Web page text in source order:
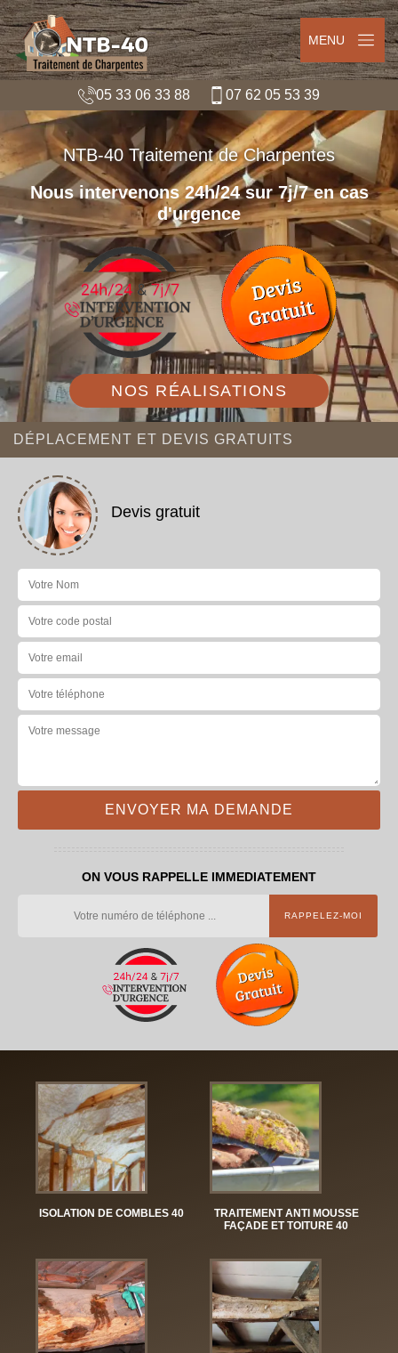
MENU
05 33 06 33 88 07 62 05 53 39
NTB-40 Traitement de Charpentes
Nous intervenons 24h/24 sur 7j/7 en cas
d'urgence
NOS RÉALISATIONS
DÉPLACEMENT ET DEVIS GRATUITS
Devis gratuit
ON VOUS RAPPELLE IMMEDIATEMENT
ISOLATION DE COMBLES 40
TRAITEMENT ANTI MOUSSE
FAÇADE ET TOITURE 40